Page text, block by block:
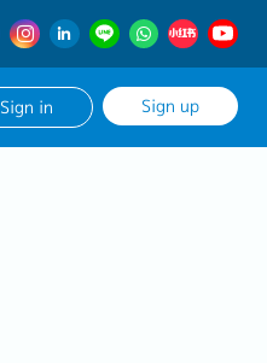
Sign in Sign up